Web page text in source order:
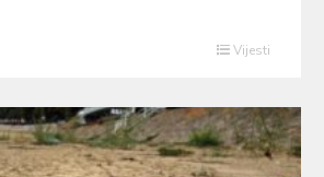
Vijesti